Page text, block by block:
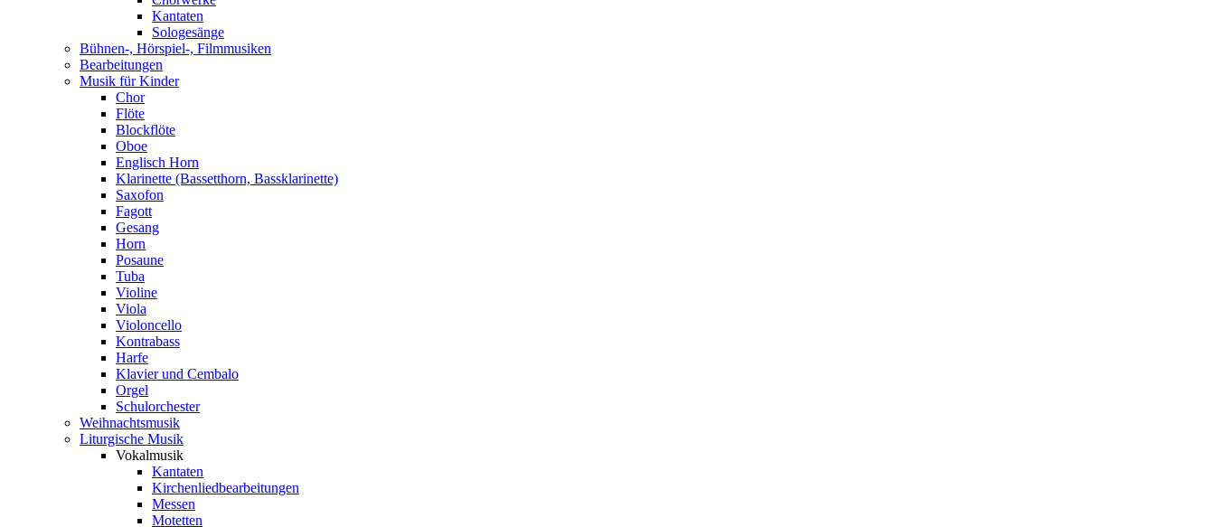
Kantaten
Sologesänge
Bühnen-, Hörspiel-, Filmmusiken
Bearbeitungen
Musik für Kinder
Chor
Flöte
Blockflöte
Oboe
Englisch Horn
Klarinette (Bassetthorn, Bassklarinette)
Saxofon
Fagott
Gesang
Horn
Posaune
Tuba
Violine
Viola
Violoncello
Kontrabass
Harfe
Klavier und Cembalo
Orgel
Schulorchester
Weihnachtsmusik
Liturgische Musik
Vokalmusik
Kantaten
Kirchenliedbearbeitungen
Messen
Motetten